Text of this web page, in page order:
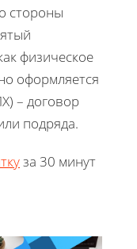
стороны
физическое
оформляется
– договор
подряда.
за 30 минут